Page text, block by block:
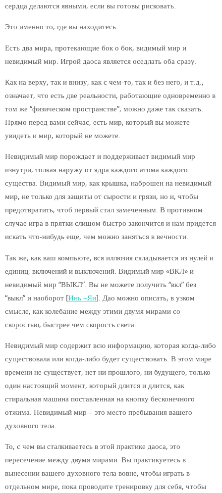
сердца делаются явными, если вы готовы рисковать.
Это именно то, где вы находитесь.
Есть два мира, протекающие бок о бок, видимый мир и
невидимый мир. Игрой даоса является оседлать оба сразу.
Как на верху, так и внизу, как с чем-то, так и без него, и т.д.,
означает, что есть две реальности, работающие одновременно в
том же “физическом пространстве”, можно даже так сказать.
Прямо перед вами сейчас, есть мир, который вы можете
увидеть и мир, который не можете.
Невидимый мир порождает и поддерживает видимый мир
изнутри, толкая наружу от ядра каждого атома каждого
существа. Видимый мир, как крышка, наброшен на невидимый
мир, не только для защиты от сырости и грязи, но и, чтобы
предотвратить, чтоб первый стал замеченным. В противном
случае игра в прятки слишом быстро закончится и нам придется
искать что-нибудь еще, чем можно заняться в вечности.
Так же, как ваш компьюте, вся иллюзия складывается из нулей и
единиц, включений и выключений. Видимый мир «ВКЛ» и
невидимый мир “ВЫКЛ”. Вы не можете получить “вкл” без
“выкл” и наоборот [Инь –Ян]. Дао можно описать, в узком
смысле, как колебание между этими двумя мирами со
скоростью, быстрее чем скорость света.
Невидимый мир содержит всю информацию, которая когда-либо
существовала или когда-либо будет существовать. В этом мире
времени не существует, нет ни прошлого, ни будущего, только
один настоящий момент, который длится и длится, как
стиральная машина поставленная на кнопку бесконечного
отжима. Невидимый мир – это место пребывания вашего
духовного тела.
То, с чем вы сталкиваетесь в этой практике даоса, это
пересечение между двумя мирами. Вы практикуетесь в
вынесении вашего духовного тела вовне, чтобы играть в
отдельном мире, пока проводите тренировку для себя, чтобы